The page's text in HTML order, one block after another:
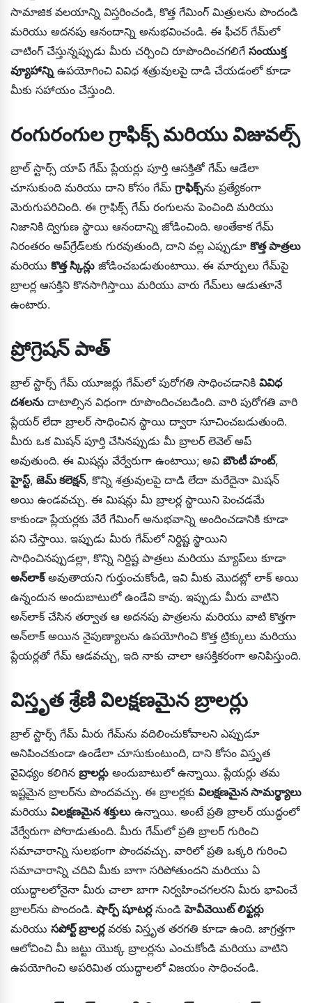
సామాజిక వలయాన్ని విస్తరించండి, కొత్త గేమింగ్ మిత్రులను పొందండి
మరియు అదనపు ఆనందాన్ని అనుభవించండి. ఈ ఫీచర్ గేమ్‌లో
చాటింగ్ చేస్తున్నప్పుడు మీరు చర్చించి రూపొందించగలిగే సంయుక్త
వ్యూహాన్ని ఉపయోగించి వివిధ శత్రువులపై దాడి చేయడంలో కూడా
మీకు సహాయం చేస్తుంది.
రంగురంగుల గ్రాఫిక్స్ మరియు విజువల్స్
బ్రాల్ స్టార్స్ యాప్ గేమ్ ప్లేయర్లు పూర్తి ఆసక్తితో గేమ్ ఆడేలా
చూసుకుంది మరియు దాని కోసం గేమ్ గ్రాఫిక్స్ను ప్రత్యేకంగా
మెరుగుపరిచింది. ఈ గ్రాఫిక్స్ గేమ్ రంగులను పెంచింది మరియు
నిజానికి ద్విగుణ స్థాయి ఆనందాన్ని జోడించింది. అంతేకాక గేమ్
నిరంతరం అప్‌గ్రేడ్‌లకు గురవుతుంది, దాని వల్ల ఎప్పుడూ కొత్త పాత్రలు
మరియు కొత్త స్కిన్లు జోడించబడుతుంటాయి. ఈ మార్పులు గేమ్‌పై
బ్రాలర్ల ఆసక్తిని కొనసాగిస్తాయి మరియు వారు గేమ్‌లు ఆడుతూనే
ఉంటారు.
ప్రోగ్రెషన్ పాత్
బ్రాల్ స్టార్స్ గేమ్ యూజర్లు గేమ్‌లో పురోగతి సాధించడానికి వివిధ
దశలను దాటాల్సిన విధంగా రూపొందించబడింది. వారి పురోగతి వారి
ప్లేయర్ లేదా బ్రాలర్ సాధించిన స్థాయి ద్వారా సూచించబడుతుంది.
మీరు ఒక మిషన్ పూర్తి చేసినప్పుడు మీ బ్రాలర్ లెవెల్ అప్
అవుతుంది. ఈ మిషన్లు వేర్వేరుగా ఉంటాయి; అవి బౌంటీ హంట్,
హైస్ట్, జెమ్ కలెక్షన్, కొన్ని శత్రువులపై దాడి లేదా మరేదైనా మిషన్
అయి ఉండవచ్చు. ఈ మిషన్లు మీ బ్రాలర్ల స్థాయిని పెంచడమే
కాకుండా ప్లేయర్లకు వేరే గేమింగ్ అనుభవాన్ని అందించడానికి కూడా
పని చేస్తాయి. ఇప్పుడు మీరు గేమ్‌లో నిర్దిష్ట స్థాయిని
సాధించినప్పుడల్లా, కొన్ని నిర్దిష్ట పాత్రలు మరియు మ్యాప్‌లు కూడా
అన్‌లాక్అవుతాయని గుర్తుంచుకోండి, ఇవి మీకు మొదట్లో లాక్ అయి
ఉన్నందున అందుబాటులో ఉండేవి కావు. ఇప్పుడు మీరు వాటిని
అన్‌లాక్ చేసిన తర్వాత ఆ అదనపు పాత్రలను మరియు వాటి కొత్తగా
అన్‌లాక్ అయిన నైపుణ్యాలను ఉపయోగించి కొత్త ట్రిక్కులు మరియు
ప్లేయర్లతో గేమ్ ఆడవచ్చు, ఇది నాకు చాలా ఆసక్తికరంగా అనిపిస్తుంది.
విస్తృత శ్రేణి విలక్షణమైన బ్రాలర్లు
బ్రాల్ స్టార్స్ గేమ్ మీరు గేమ్‌ను వదిలించుకోవాలని ఎప్పుడూ
అనిపించకుండా ఉండేలా చూసుకుంటుంది, దాని కోసం విస్తృత
వైవిధ్యం కలిగిన బ్రాలర్లు అందుబాటులో ఉన్నాయి. ప్లేయర్లు తమ
ఇష్టమైన బ్రాలర్‌ను పొందవచ్చు. ఈ బ్రాలర్లకు విలక్షణమైన సామర్థ్యాలు
మరియు విలక్షణమైన శక్తులు ఉన్నాయి. అంటే ప్రతి బ్రాలర్ యుద్ధంలో
వేర్వేరుగా పోరాడుతుంది. మీరు గేమ్‌లో ప్రతి బ్రాలర్ గురించి
సమాచారాన్ని సులభంగా పొందవచ్చు. వారిలో ప్రతి ఒక్కరి గురించి
సమాచారాన్ని చదివి మీకు బాగా సరిపోతుందని మరియు ఏ
యుద్ధాలలోనైనా మీరు చాలా బాగా నిర్వహించగలరని మీరు భావించే
బ్రాలర్‌ను పొందండి. షార్ప్ షూటర్లనుండిహెవీవెయిట్ లిఫ్టర్లు
మరియు సపోర్ట్ బ్రాలర్లవరకు విస్తృత తరగతి కూడా ఉంది. జాగ్రత్తగా
ఆలోచించి మీ జట్టు యొక్క బ్రాలర్లను ఎంచుకోండి మరియు వాటిని
ఉపయోగించి అపరిమిత యుద్ధాలలో విజయం సాధించండి.